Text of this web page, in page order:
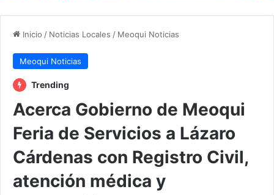
Inicio / Noticias Locales / Meoqui Noticias
Meoqui Noticias
Trending
Acerca Gobierno de Meoqui
Feria de Servicios a Lázaro
Cárdenas con Registro Civil,
atención médica y